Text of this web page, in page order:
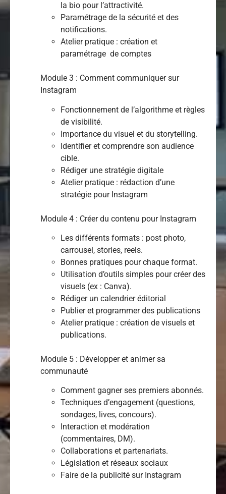
la bio pour l’attractivité.
Paramétrage de la sécurité et des
notifications.
Atelier pratique : création et
paramétrage de comptes
Module 3 : Comment communiquer sur
Instagram
Fonctionnement de l’algorithme et règles
de visibilité.
Importance du visuel et du storytelling.
Identifier et comprendre son audience
cible.
Rédiger une stratégie digitale
Atelier pratique : rédaction d’une
stratégie pour Instagram
Module 4 : Créer du contenu pour Instagram
Les différents formats : post photo,
carrousel, stories, reels.
Bonnes pratiques pour chaque format.
Utilisation d’outils simples pour créer des
visuels (ex : Canva).
Rédiger un calendrier éditorial
Publier et programmer des publications
Atelier pratique : création de visuels et
publications.
Module 5 : Développer et animer sa
communauté
Comment gagner ses premiers abonnés.
Techniques d’engagement (questions,
sondages, lives, concours).
Interaction et modération
(commentaires, DM).
Collaborations et partenariats.
Législation et réseaux sociaux
Faire de la publicité sur Instagram